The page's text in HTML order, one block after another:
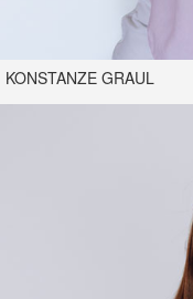
KONSTANZE GRAUL